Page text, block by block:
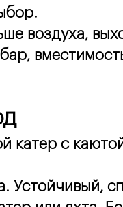
Я согласен с политикой
конфиденциальности
воздуха,
с
Устойчивый,
Я согласен с политикой
конфиденциальности